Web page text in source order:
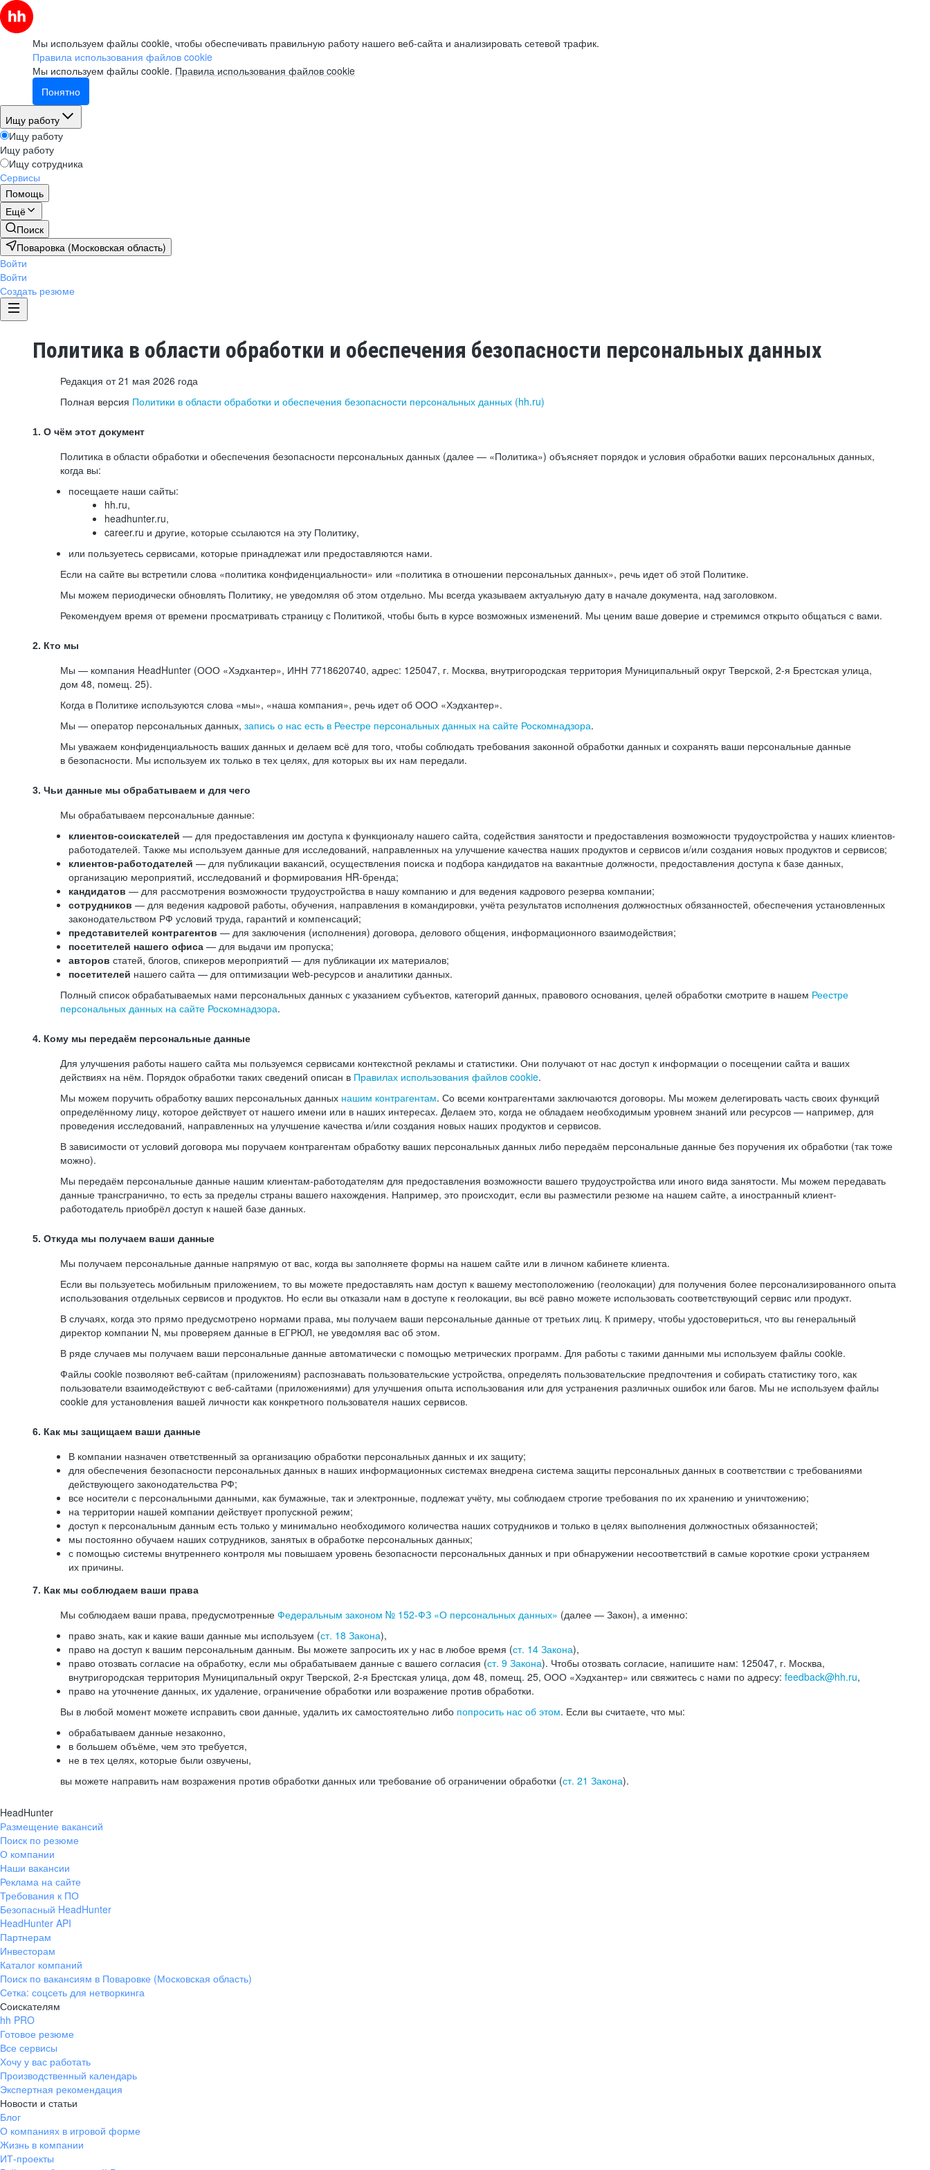
Мы используем файлы cookie, чтобы обеспечивать правильную работу нашего веб-сайта и анализировать сетевой трафик.
Правила использования файлов cookie
Мы используем файлы cookie. Правила использования файлов cookie
Понятно
Ищу работу
Ищу работу
Ищу работу
Ищу сотрудника
Сервисы
Помощь
Ещё
Поиск
Поваровка (Московская область)
Войти
Войти
Создать резюме
Политика в области обработки и обеспечения безопасности персональных данных
Редакция от 21 мая 2026 года
Полная версия Политики в области обработки и обеспечения безопасности персональных данных (hh.ru)
1. О чём этот документ
Политика в области обработки и обеспечения безопасности персональных данных (далее — «Политика») объясняет порядок и условия обработки ваших персональных данных,
когда вы:
посещаете наши сайты:
hh.ru,
headhunter.ru,
career.ru и другие, которые ссылаются на эту Политику,
или пользуетесь сервисами, которые принадлежат или предоставляются нами.
Если на сайте вы встретили слова «политика конфиденциальности» или «политика в отношении персональных данных», речь идет об этой Политике.
Мы можем периодически обновлять Политику, не уведомляя об этом отдельно. Мы всегда указываем актуальную дату в начале документа, над заголовком.
Рекомендуем время от времени просматривать страницу с Политикой, чтобы быть в курсе возможных изменений. Мы ценим ваше доверие и стремимся открыто общаться с вами.
2. Кто мы
Мы — компания HeadHunter (ООО «Хэдхантер», ИНН 7718620740, адрес: 125047, г. Москва, внутригородская территория Муниципальный округ Тверской, 2-я Брестская улица,
дом 48, помещ. 25).
Когда в Политике используются слова «мы», «наша компания», речь идет об ООО «Хэдхантер».
Мы — оператор персональных данных, запись о нас есть в Реестре персональных данных на сайте Роскомнадзора.
Мы уважаем конфиденциальность ваших данных и делаем всё для того, чтобы соблюдать требования законной обработки данных и сохранять ваши персональные данные
в безопасности. Мы используем их только в тех целях, для которых вы их нам передали.
3. Чьи данные мы обрабатываем и для чего
Мы обрабатываем персональные данные:
клиентов-соискателей — для предоставления им доступа к функционалу нашего сайта, содействия занятости и предоставления возможности трудоустройства у наших клиентов-
работодателей. Также мы используем данные для исследований, направленных на улучшение качества наших продуктов и сервисов и/или создания новых продуктов и сервисов;
клиентов-работодателей — для публикации вакансий, осуществления поиска и подбора кандидатов на вакантные должности, предоставления доступа к базе данных,
организацию мероприятий, исследований и формирования HR-бренда;
кандидатов — для рассмотрения возможности трудоустройства в нашу компанию и для ведения кадрового резерва компании;
сотрудников — для ведения кадровой работы, обучения, направления в командировки, учёта результатов исполнения должностных обязанностей, обеспечения установленных
законодательством РФ условий труда, гарантий и компенсаций;
представителей контрагентов — для заключения (исполнения) договора, делового общения, информационного взаимодействия;
посетителей нашего офиса — для выдачи им пропуска;
авторов статей, блогов, спикеров мероприятий — для публикации их материалов;
посетителей нашего сайта — для оптимизации web-ресурсов и аналитики данных.
Полный список обрабатываемых нами персональных данных с указанием субъектов, категорий данных, правового основания, целей обработки смотрите в нашем Реестре
персональных данных на сайте Роскомнадзора.
4. Кому мы передаём персональные данные
Для улучшения работы нашего сайта мы пользуемся сервисами контекстной рекламы и статистики. Они получают от нас доступ к информации о посещении сайта и ваших
действиях на нём. Порядок обработки таких сведений описан в Правилах использования файлов cookie.
Мы можем поручить обработку ваших персональных данных нашим контрагентам. Со всеми контрагентами заключаются договоры. Мы можем делегировать часть своих функций
определённому лицу, которое действует от нашего имени или в наших интересах. Делаем это, когда не обладаем необходимым уровнем знаний или ресурсов — например, для
проведения исследований, направленных на улучшение качества и/или создания новых наших продуктов и сервисов.
В зависимости от условий договора мы поручаем контрагентам обработку ваших персональных данных либо передаём персональные данные без поручения их обработки (так тоже
можно).
Мы передаём персональные данные нашим клиентам-работодателям для предоставления возможности вашего трудоустройства или иного вида занятости. Мы можем передавать
данные трансгранично, то есть за пределы страны вашего нахождения. Например, это происходит, если вы разместили резюме на нашем сайте, а иностранный клиент-
работодатель приобрёл доступ к нашей базе данных.
5. Откуда мы получаем ваши данные
Мы получаем персональные данные напрямую от вас, когда вы заполняете формы на нашем сайте или в личном кабинете клиента.
Если вы пользуетесь мобильным приложением, то вы можете предоставлять нам доступ к вашему местоположению (геолокации) для получения более персонализированного опыта
использования отдельных сервисов и продуктов. Но если вы отказали нам в доступе к геолокации, вы всё равно можете использовать соответствующий сервис или продукт.
В случаях, когда это прямо предусмотрено нормами права, мы получаем ваши персональные данные от третьих лиц. К примеру, чтобы удостовериться, что вы генеральный
директор компании N, мы проверяем данные в ЕГРЮЛ, не уведомляя вас об этом.
В ряде случаев мы получаем ваши персональные данные автоматически с помощью метрических программ. Для работы с такими данными мы используем файлы cookie.
Файлы cookie позволяют веб-сайтам (приложениям) распознавать пользовательские устройства, определять пользовательские предпочтения и собирать статистику того, как
пользователи взаимодействуют с веб-сайтами (приложениями) для улучшения опыта использования или для устранения различных ошибок или багов. Мы не используем файлы
cookie для установления вашей личности как конкретного пользователя наших сервисов.
6. Как мы защищаем ваши данные
В компании назначен ответственный за организацию обработки персональных данных и их защиту;
для обеспечения безопасности персональных данных в наших информационных системах внедрена система защиты персональных данных в соответствии с требованиями
действующего законодательства РФ;
все носители с персональными данными, как бумажные, так и электронные, подлежат учёту, мы соблюдаем строгие требования по их хранению и уничтожению;
на территории нашей компании действует пропускной режим;
доступ к персональным данным есть только у минимально необходимого количества наших сотрудников и только в целях выполнения должностных обязанностей;
мы постоянно обучаем наших сотрудников, занятых в обработке персональных данных;
с помощью системы внутреннего контроля мы повышаем уровень безопасности персональных данных и при обнаружении несоответствий в самые короткие сроки устраняем
их причины.
7. Как мы соблюдаем ваши права
Мы соблюдаем ваши права, предусмотренные Федеральным законом № 152-ФЗ «О персональных данных» (далее — Закон), а именно:
право знать, как и какие ваши данные мы используем (ст. 18 Закона),
право на доступ к вашим персональным данным. Вы можете запросить их у нас в любое время (ст. 14 Закона),
право отозвать согласие на обработку, если мы обрабатываем данные с вашего согласия (ст. 9 Закона). Чтобы отозвать согласие, напишите нам: 125047, г. Москва,
внутригородская территория Муниципальный округ Тверской, 2-я Брестская улица, дом 48, помещ. 25, ООО «Хэдхантер» или свяжитесь с нами по адресу: feedback@hh.ru,
право на уточнение данных, их удаление, ограничение обработки или возражение против обработки.
Вы в любой момент можете исправить свои данные, удалить их самостоятельно либо попросить нас об этом. Если вы считаете, что мы:
обрабатываем данные незаконно,
в большем объёме, чем это требуется,
не в тех целях, которые были озвучены,
вы можете направить нам возражения против обработки данных или требование об ограничении обработки (ст. 21 Закона).
HeadHunter
Размещение вакансий
Поиск по резюме
О компании
Наши вакансии
Реклама на сайте
Требования к ПО
Безопасный HeadHunter
HeadHunter API
Партнерам
Инвесторам
Каталог компаний
Поиск по вакансиям в Поваровке (Московская область)
Сетка: соцсеть для нетворкинга
Соискателям
hh PRO
Готовое резюме
Все сервисы
Хочу у вас работать
Производственный календарь
Экспертная рекомендация
Новости и статьи
Блог
О компаниях в игровой форме
Жизнь в компании
ИТ-проекты